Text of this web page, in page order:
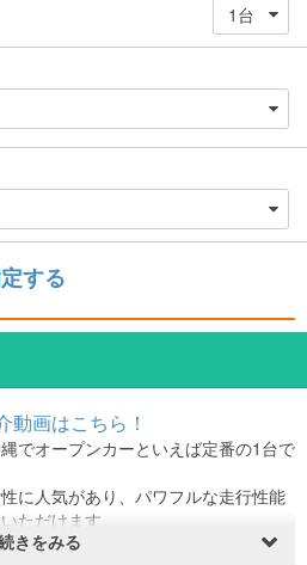
する
動画はこちら！
でオープンカーといえば定番の1台で
に人気があり、パワフルな走行性能
ただけます。
ます。
きをみる